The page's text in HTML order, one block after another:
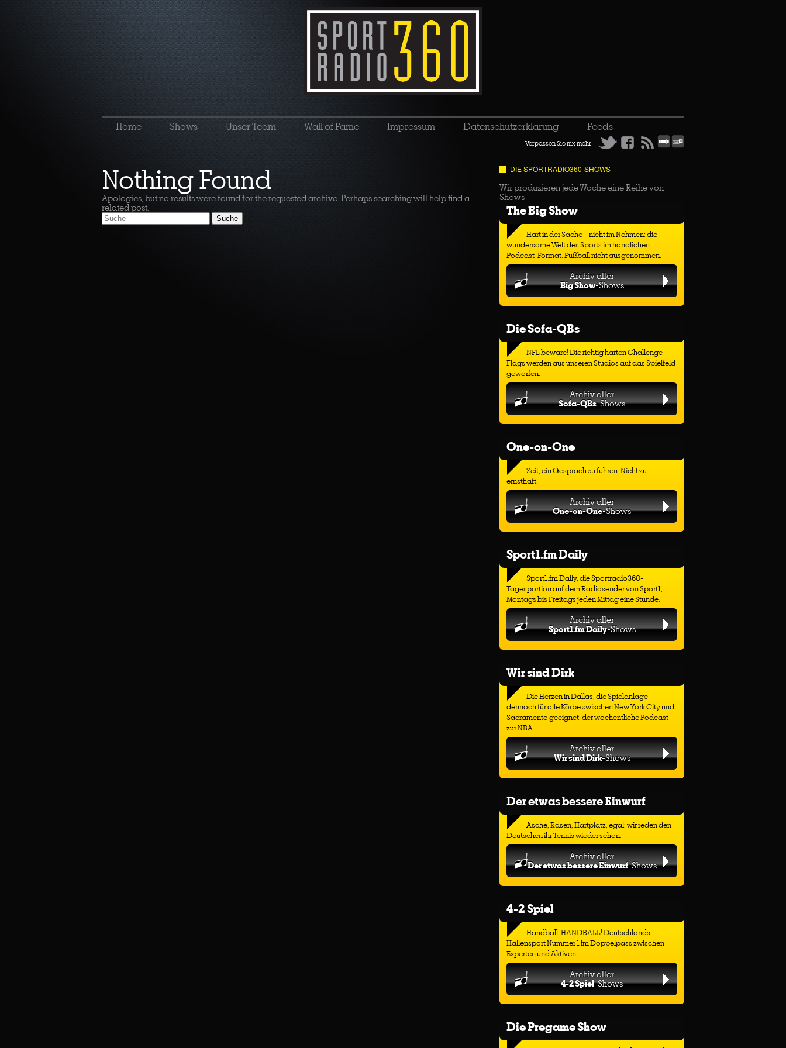
Home Shows Unser Team Wall of Fame Impressum Datenschutzerklärung Feeds
Verpassen Sie nix mehr!
Nothing Found
Apologies, but no results were found for the requested archive. Perhaps searching will help find a
related post.
DIE SPORTRADIO360-SHOWS
Wir produzieren jede Woche eine Reihe von
Shows
The Big Show
Hart in der Sache – nicht im Nehmen: die
wundersame Welt des Sports im handlichen
Podcast-Format. Fußball nicht ausgenommen.
Archiv aller
Big Show-Shows
Die Sofa-QBs
NFL beware! Die richtig harten Challenge
Flags werden aus unseren Studios auf das Spielfeld
geworfen.
Archiv aller
Sofa-QBs-Shows
One-on-One
Zeit, ein Gespräch zu führen. Nicht zu
ernsthaft.
Archiv aller
One-on-One-Shows
Sport1.fm Daily
Sport1.fm Daily, die Sportradio360-
Tagesportion auf dem Radiosender von Sport1,
Montags bis Freitags jeden Mittag eine Stunde.
Archiv aller
Sport1.fm Daily-Shows
Wir sind Dirk
Die Herzen in Dallas, die Spielanlage
dennoch für alle Körbe zwischen New York City und
Sacramento geeignet: der wöchentliche Podcast
zur NBA.
Archiv aller
Wir sind Dirk-Shows
Der etwas bessere Einwurf
Asche, Rasen, Hartplatz, egal: wir reden den
Deutschen ihr Tennis wieder schön.
Archiv aller
Der etwas bessere Einwurf-Shows
4-2 Spiel
Handball. HANDBALL! Deutschlands
Hallensport Nummer 1 im Doppelpass zwischen
Experten und Aktiven.
Archiv aller
4-2 Spiel-Shows
Die Pregame Show